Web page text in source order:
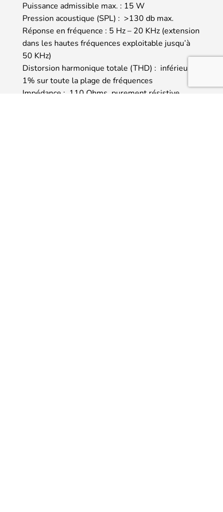
Puissance admissible max. : 15 W
Pression acoustique (SPL) : >130 db max.
Réponse en fréquence : 5 Hz – 20 KHz (extension
dans les hautes fréquences exploitable jusqu’à
50 KHz)
Distorsion harmonique totale (THD) : inférieur à
1% sur toute la plage de fréquences
Impédance : 110 Ohms, purement résistive